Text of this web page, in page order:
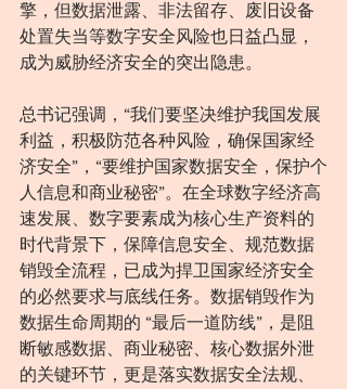
擎，但数据泄露、非法留存、废旧设备
处置失当等数字安全风险也日益凸显，
成为威胁经济安全的突出隐患。
总书记强调，“我们要坚决维护我国发展
利益，积极防范各种风险，确保国家经
济安全”，“要维护国家数据安全，保护个
人信息和商业秘密”。在全球数字经济高
速发展、数字要素成为核心生产资料的
时代背景下，保障信息安全、规范数据
销毁全流程，已成为捍卫国家经济安全
的必然要求与底线任务。数据销毁作为
数据生命周期的 “最后一道防线”，是阻
断敏感数据、商业秘密、核心数据外泄
的关键环节，更是落实数据安全法规、